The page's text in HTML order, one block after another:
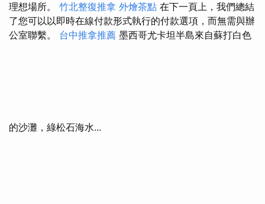
理想場所。 竹北整復推拿 外燴茶點 在下一頁上，我們總結
了您可以以即時在線付款形式執行的付款選項，而無需與辦
公室聯繫。 台中推拿推薦 墨西哥尤卡坦半島來自蘇打白色
的沙灘，綠松石海水...